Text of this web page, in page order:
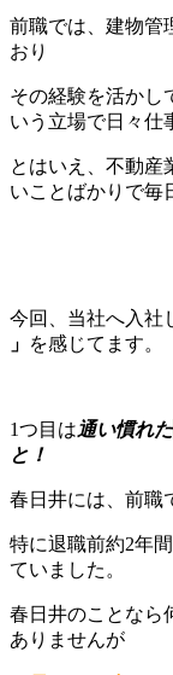
前職では、建物管
おり
その経験を活かし
いう立場で日々仕
とはいえ、不動産
いことばかりで毎
今回、当社へ入社
」 を感じてます。
1つ目は通い慣れた
と！
春日井には、前職
特に退職前約2年
ていました。
春日井のことなら
ありませんが